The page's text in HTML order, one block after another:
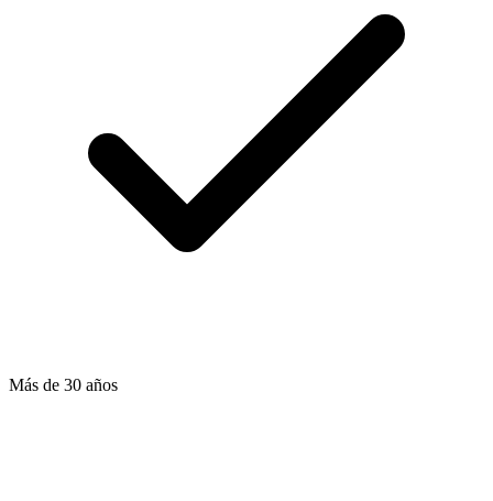
Más de 30 años